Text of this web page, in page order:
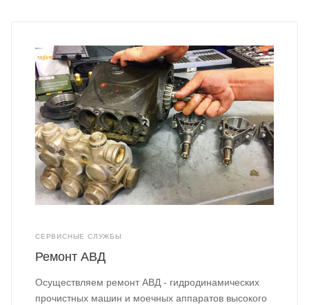
СЕРВИСНЫЕ СЛУЖБЫ
Ремонт АВД
Осуществляем ремонт АВД - гидродинамических
прочистных машин и моечных аппаратов высокого